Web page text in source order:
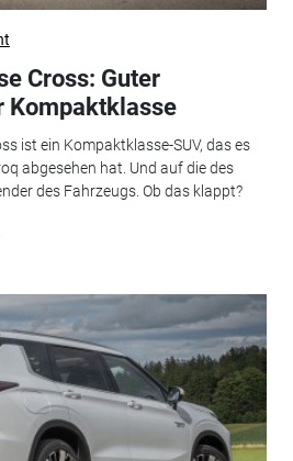
Cross: Guter
Kompaktklasse
ist ein Kompaktklasse-SUV, das es
abgesehen hat. Und auf die des
des Fahrzeugs. Ob das klappt?